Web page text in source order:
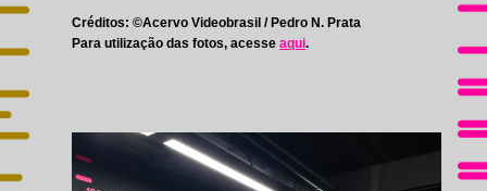
CONCEITO
ARTISTAS E OBRAS
ACESSIBILIDADE
CATÁLOGO
AGENDA
Créditos: ©Acervo Videobrasil / Pedro N. Prata
Para utilização das fotos, acesse aqui.